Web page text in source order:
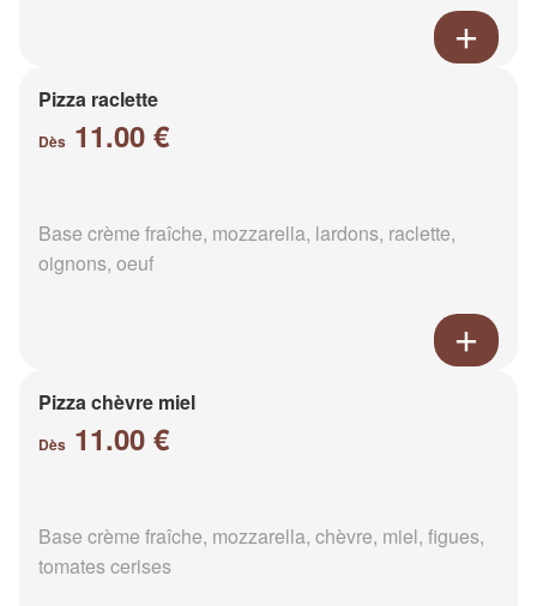
Pizza raclette
Dès 11.00 €
Base crème fraîche, mozzarella, lardons, raclette,
oignons, oeuf
Pizza chèvre miel
Dès 11.00 €
Base crème fraîche, mozzarella, chèvre, miel, figues,
tomates cerises